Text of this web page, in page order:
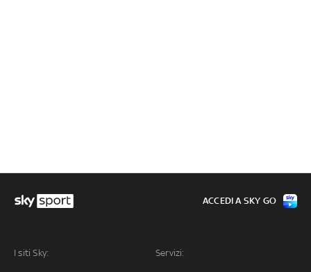
I siti Sky: Servizi:
ACCEDI A SKY GO